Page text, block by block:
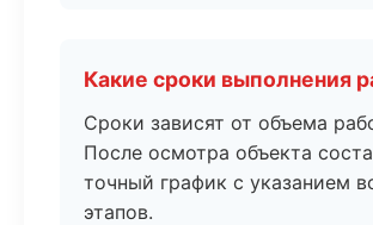
Какие сроки выполнения
Сроки зависят от объема
После осмотра объекта
точный график с указанием
этапов.